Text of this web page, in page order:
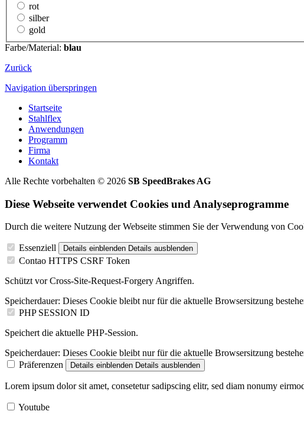
rot
silber
gold
Farbe/Material: blau
Zurück
Navigation überspringen
Startseite
Stahlflex
Anwendungen
Programm
Firma
Kontakt
Alle Rechte vorbehalten © 2026 SB SpeedBrakes AG
Diese Webseite verwendet Cookies und Analyseprogramme
Durch die weitere Nutzung der Webseite stimmen Sie der Verwendung von
Essenziell Details einblenden Details ausblenden
Contao HTTPS CSRF Token
Schützt vor Cross-Site-Request-Forgery Angriffen.
Speicherdauer: Dieses Cookie bleibt nur für die aktuelle Browsersitzung
PHP SESSION ID
Speichert die aktuelle PHP-Session.
Speicherdauer: Dieses Cookie bleibt nur für die aktuelle Browsersitzung
Präferenzen
Details einblenden Details ausblenden
Lorem ipsum dolor sit amet, consetetur sadipscing elitr, sed diam nonumy
Youtube